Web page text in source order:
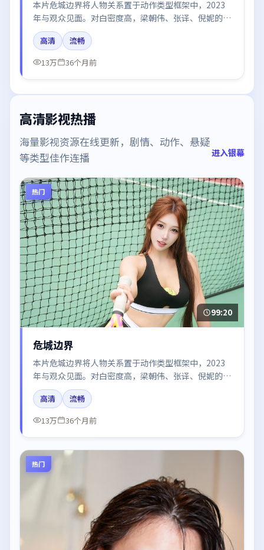
本片危城边界将人物关系置于动作类型框架中，2023
年与观众见面。对白密度高，梁朝伟、张译、倪妮的台
词节奏值得关注；整体气质偏法国都市与冷色调摄影。
高清
流畅
13万
36个月前
高清影视热播
海量影视资源在线更新，剧情、动作、悬疑
等类型佳作连播
进入银幕
热门
99:20
危城边界
本片危城边界将人物关系置于动作类型框架中，2023
年与观众见面。对白密度高，梁朝伟、张译、倪妮的台
词节奏值得关注；整体气质偏法国都市与冷色调摄影。
高清
流畅
13万
36个月前
热门